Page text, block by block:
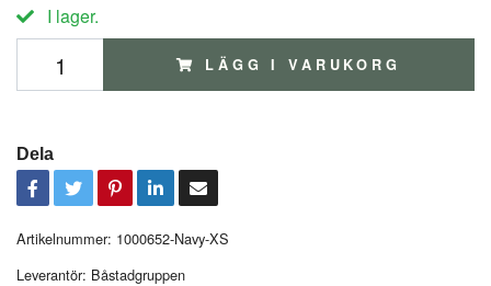
I lager.
LÄGG I VARUKORG
Dela
Artikelnummer: 1000652-Navy-XS
Leverantör: Båstadgruppen